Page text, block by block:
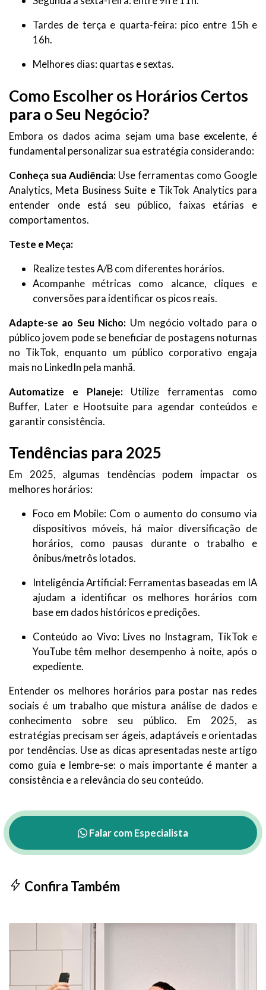
Tardes de terça e quarta-feira: pico entre 15h e
16h.
Melhores dias: quartas e sextas.
Como Escolher os Horários Certos
para o Seu Negócio?
Embora os dados acima sejam uma base excelente, é
fundamental personalizar sua estratégia considerando:
Conheça sua Audiência: Use ferramentas como Google
Analytics, Meta Business Suite e TikTok Analytics para
entender onde está seu público, faixas etárias e
comportamentos.
Teste e Meça:
Realize testes A/B com diferentes horários.
Acompanhe métricas como alcance, cliques e
conversões para identificar os picos reais.
Adapte-se ao Seu Nicho: Um negócio voltado para o
público jovem pode se beneficiar de postagens noturnas
no TikTok, enquanto um público corporativo engaja
mais no LinkedIn pela manhã.
Automatize e Planeje:Utilize ferramentas como
Buffer, Later e Hootsuite para agendar conteúdos e
garantir consistência.
Tendências para 2025
Em 2025, algumas tendências podem impactar os
melhores horários:
Foco em Mobile: Com o aumento do consumo via
dispositivos móveis, há maior diversificação de
horários, como pausas durante o trabalho e
ônibus/metrôs lotados.
Inteligência Artificial: Ferramentas baseadas em IA
ajudam a identificar os melhores horários com
base em dados históricos e predições.
Conteúdo ao Vivo: Lives no Instagram, TikTok e
YouTube têm melhor desempenho à noite, após o
expediente.
Entender os melhores horários para postar nas redes
sociais é um trabalho que mistura análise de dados e
conhecimento sobre seu público. Em 2025, as
estratégias precisam ser ágeis, adaptáveis e orientadas
por tendências. Use as dicas apresentadas neste artigo
como guia e lembre-se: o mais importante é manter a
consistência e a relevância do seu conteúdo.
Falar com Especialista
Confira Também